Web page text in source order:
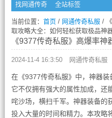
找网通传奇
全站标签
当前位置： 首页/ 网通传奇私服 /
取攻略大全：如何轻松获取极品神
《9377传奇私服》高爆率
2024-11-4 16:3:50 网通传奇私服
在《9377传奇私服》中，神器装
它不仅拥有强大的属性加成，还
咤沙场，横扫千军。神器装备的
投入大量的时间和精力。本攻略